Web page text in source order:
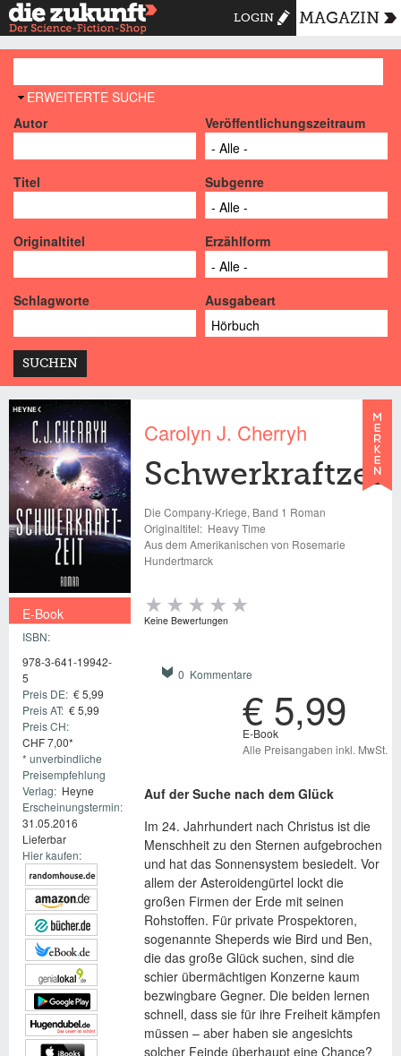
LOGIN MAGAZIN
AUSBLENDEN
ERWEITERTE SUCHE
Autor
Veröffentlichungszeitraum
Titel Subgenre
Originaltitel Erzählform
Schlagworte Ausgabeart
E-Book
ISBN:
978-3-641-19942-
5
Preis DE: € 5,99
Preis AT: € 5,99
Preis CH:
CHF 7,00*
* unverbindliche
Preisempfehlung
Verlag: Heyne
Erscheinungstermin:
31.05.2016
Lieferbar
Hier kaufen:
Carolyn J. Cherryh
Schwerkraftzeit
Die Company-Kriege, Band 1 Roman
Originaltitel: Heavy Time
Aus dem Amerikanischen von Rosemarie
Hundertmarck
Keine Bewertungen
0 Kommentare
€ 5,99
E-Book
Alle Preisangaben inkl. MwSt.
Auf der Suche nach dem Glück
Im 24. Jahrhundert nach Christus ist die
Menschheit zu den Sternen aufgebrochen
und hat das Sonnensystem besiedelt. Vor
allem der Asteroidengürtel lockt die
großen Firmen der Erde mit seinen
Rohstoffen. Für private Prospektoren,
sogenannte Sheperds wie Bird und Ben,
die das große Glück suchen, sind die
schier übermächtigen Konzerne kaum
bezwingbare Gegner. Die beiden lernen
schnell, dass sie für ihre Freiheit kämpfen
müssen – aber haben sie angesichts
solcher Feinde überhaupt eine Chance?